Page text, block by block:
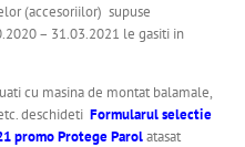
(accesoriilor) supuse
– 31.03.2021 le gasiti in
cu masina de montat balamale,
deschideti Formularul selectie
promo Protege Parolatasat